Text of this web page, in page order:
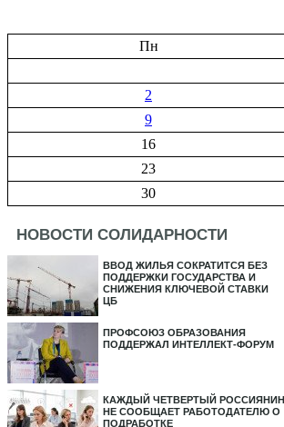
Пн
2
9
16
23
30
НОВОСТИ СОЛИДАРНОСТИ
ВВОД ЖИЛЬЯ СОКРАТИТСЯ БЕЗ
ПОДДЕРЖКИ ГОСУДАРСТВА И
СНИЖЕНИЯ КЛЮЧЕВОЙ СТАВКИ
ЦБ
ПРОФСОЮЗ ОБРАЗОВАНИЯ
ПОДДЕРЖАЛ ИНТЕЛЛЕКТ-ФОРУМ
КАЖДЫЙ ЧЕТВЕРТЫЙ РОССИЯНИН
НЕ СООБЩАЕТ РАБОТОДАТЕЛЮ О
ПОДРАБОТКЕ